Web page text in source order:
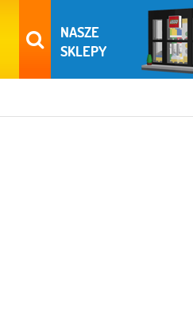
NASZE
SKLEPY